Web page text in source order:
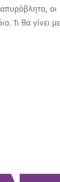
οι
Τι θα γίνει